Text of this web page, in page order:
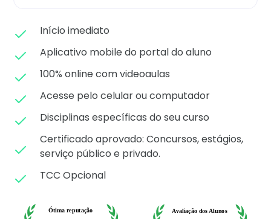
Início imediato
Aplicativo mobile do portal do aluno
100% online com videoaulas
Acesse pelo celular ou computador
Disciplinas específicas do seu curso
Certificado aprovado: Concursos, estágios,
serviço público e privado.
TCC Opcional